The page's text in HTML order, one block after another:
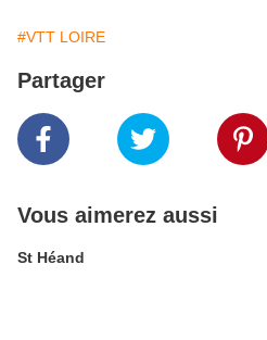
#VTT LOIRE
Partager
Vous aimerez aussi
St Héand